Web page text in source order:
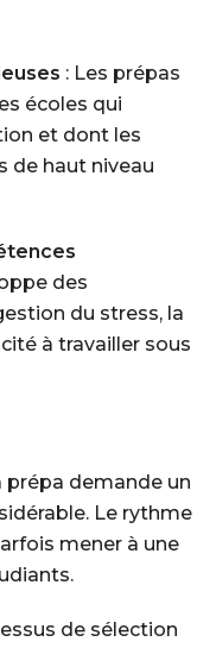
: Les prépas
écoles qui
et dont les
de haut niveau
des
du stress, la
à travailler sous
prépa demande un
Le rythme
mener à une
de sélection